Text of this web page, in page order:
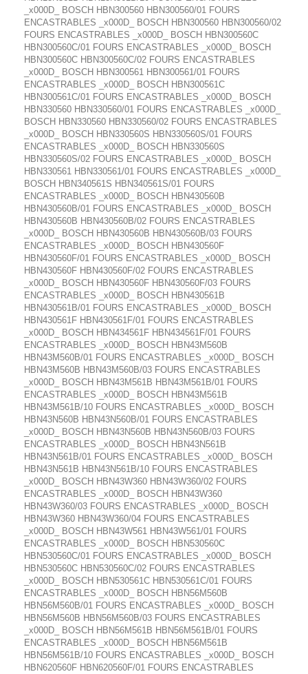
_x000D_ BOSCH HBN300560 HBN300560/01 FOURS
ENCASTRABLES _x000D_ BOSCH HBN300560 HBN300560/02
FOURS ENCASTRABLES _x000D_ BOSCH HBN300560C
HBN300560C/01 FOURS ENCASTRABLES _x000D_ BOSCH
HBN300560C HBN300560C/02 FOURS ENCASTRABLES
_x000D_ BOSCH HBN300561 HBN300561/01 FOURS
ENCASTRABLES _x000D_ BOSCH HBN300561C
HBN300561C/01 FOURS ENCASTRABLES _x000D_ BOSCH
HBN330560 HBN330560/01 FOURS ENCASTRABLES _x000D_
BOSCH HBN330560 HBN330560/02 FOURS ENCASTRABLES
_x000D_ BOSCH HBN330560S HBN330560S/01 FOURS
ENCASTRABLES _x000D_ BOSCH HBN330560S
HBN330560S/02 FOURS ENCASTRABLES _x000D_ BOSCH
HBN330561 HBN330561/01 FOURS ENCASTRABLES _x000D_
BOSCH HBN340561S HBN340561S/01 FOURS
ENCASTRABLES _x000D_ BOSCH HBN430560B
HBN430560B/01 FOURS ENCASTRABLES _x000D_ BOSCH
HBN430560B HBN430560B/02 FOURS ENCASTRABLES
_x000D_ BOSCH HBN430560B HBN430560B/03 FOURS
ENCASTRABLES _x000D_ BOSCH HBN430560F
HBN430560F/01 FOURS ENCASTRABLES _x000D_ BOSCH
HBN430560F HBN430560F/02 FOURS ENCASTRABLES
_x000D_ BOSCH HBN430560F HBN430560F/03 FOURS
ENCASTRABLES _x000D_ BOSCH HBN430561B
HBN430561B/01 FOURS ENCASTRABLES _x000D_ BOSCH
HBN430561F HBN430561F/01 FOURS ENCASTRABLES
_x000D_ BOSCH HBN434561F HBN434561F/01 FOURS
ENCASTRABLES _x000D_ BOSCH HBN43M560B
HBN43M560B/01 FOURS ENCASTRABLES _x000D_ BOSCH
HBN43M560B HBN43M560B/03 FOURS ENCASTRABLES
_x000D_ BOSCH HBN43M561B HBN43M561B/01 FOURS
ENCASTRABLES _x000D_ BOSCH HBN43M561B
HBN43M561B/10 FOURS ENCASTRABLES _x000D_ BOSCH
HBN43N560B HBN43N560B/01 FOURS ENCASTRABLES
_x000D_ BOSCH HBN43N560B HBN43N560B/03 FOURS
ENCASTRABLES _x000D_ BOSCH HBN43N561B
HBN43N561B/01 FOURS ENCASTRABLES _x000D_ BOSCH
HBN43N561B HBN43N561B/10 FOURS ENCASTRABLES
_x000D_ BOSCH HBN43W360 HBN43W360/02 FOURS
ENCASTRABLES _x000D_ BOSCH HBN43W360
HBN43W360/03 FOURS ENCASTRABLES _x000D_ BOSCH
HBN43W360 HBN43W360/04 FOURS ENCASTRABLES
_x000D_ BOSCH HBN43W561 HBN43W561/01 FOURS
ENCASTRABLES _x000D_ BOSCH HBN530560C
HBN530560C/01 FOURS ENCASTRABLES _x000D_ BOSCH
HBN530560C HBN530560C/02 FOURS ENCASTRABLES
_x000D_ BOSCH HBN530561C HBN530561C/01 FOURS
ENCASTRABLES _x000D_ BOSCH HBN56M560B
HBN56M560B/01 FOURS ENCASTRABLES _x000D_ BOSCH
HBN56M560B HBN56M560B/03 FOURS ENCASTRABLES
_x000D_ BOSCH HBN56M561B HBN56M561B/01 FOURS
ENCASTRABLES _x000D_ BOSCH HBN56M561B
HBN56M561B/10 FOURS ENCASTRABLES _x000D_ BOSCH
HBN620560F HBN620560F/01 FOURS ENCASTRABLES